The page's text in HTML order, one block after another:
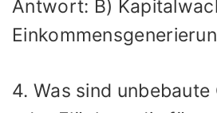
Antwort: B)
4. Was sind